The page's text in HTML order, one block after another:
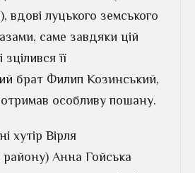
вдові луцького земського
саме завдяки цій
зцілився її
брат Филип Козинський,
отримав особливу пошану.
хутір Вірля
Анна Гойська